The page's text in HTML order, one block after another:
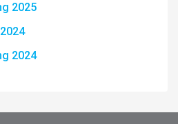
2025
2024